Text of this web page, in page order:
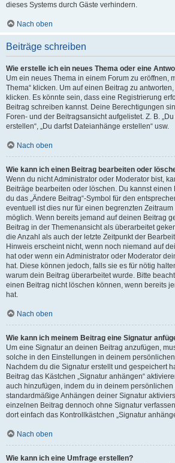
dieses Systems durch Gäste verhindern.
Nach oben
Beiträge schreiben
Wie erstelle ich ein neues Thema oder eine
Um ein neues Thema in einem Forum zu eröffnen,
Thema“ klicken. Um auf einen Beitrag zu antworten,
klicken. Es könnte sein, dass eine Registrierung
Beitrag schreiben kannst. Deine Berechtigungen
Foren- und der Beitragsansicht aufgelistet. Z. B.
erstellen“, „Du darfst Dateianhänge erstellen“ usw.
Nach oben
Wie kann ich einen Beitrag bearbeiten oder
Wenn du nicht Administrator oder Moderator bist,
Beiträge bearbeiten oder löschen. Du kannst
du das „Ändere Beitrag“-Symbol für den
eventuell ist dies nur für einen begrenzten
möglich. Wenn bereits jemand auf deinen Beitrag
Beitrag in der Themenansicht als überarbeitet
die Anzahl als auch der letzte Zeitpunkt der
Hinweis erscheint nicht, wenn noch niemand auf
hat oder wenn ein Administrator oder Moderator
hat. Diese können jedoch, falls sie es für nötig
warum dein Beitrag überarbeitet wurde. Bitte
einen Beitrag nicht löschen können, wenn bereits
hat.
Nach oben
Wie kann ich meinem Beitrag eine Signatur
Um eine Signatur an deinen Beitrag anzufügen,
solche in den Einstellungen in deinem
Nachdem du die Signatur erstellt und gespeichert
Beitrag das Kästchen „Signatur anhängen“
auch hinzufügen, indem du in deinem persönlichen
standardmäßige Anhängen deiner Signatur
einzelnen Beitrag dennoch ohne Signatur
dort einfach das Kontrollkästchen „Signatur
Nach oben
Wie kann ich eine Umfrage erstellen?